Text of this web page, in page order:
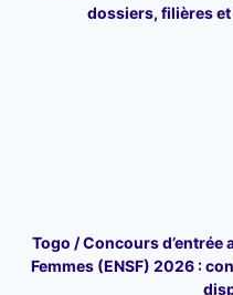
dossiers, filières
Togo / Concours d’entrée
Femmes (ENSF) 2026 :